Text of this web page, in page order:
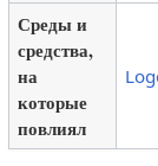
Среды и
средства,
на
которые
повлиял